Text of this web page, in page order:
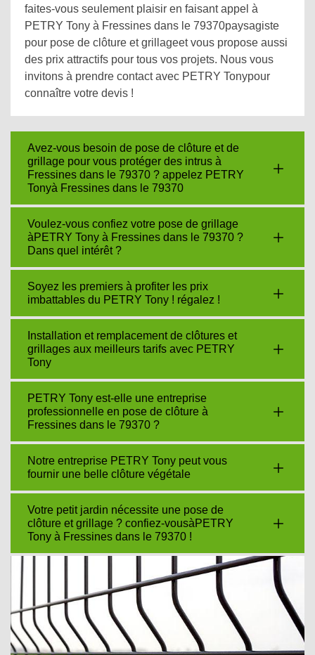
faites-vous seulement plaisir en faisant appel à
PETRY Tony à Fressines dans le 79370paysagiste
pour pose de clôture et grillageet vous propose aussi
des prix attractifs pour tous vos projets. Nous vous
invitons à prendre contact avec PETRY Tonypour
connaître votre devis !
Avez-vous besoin de pose de clôture et de
grillage pour vous protéger des intrus à
Fressines dans le 79370 ? appelez PETRY
Tonyà Fressines dans le 79370
Voulez-vous confiez votre pose de grillage
àPETRY Tony à Fressines dans le 79370 ?
Dans quel intérêt ?
Soyez les premiers à profiter les prix
imbattables du PETRY Tony ! régalez !
Installation et remplacement de clôtures et
grillages aux meilleurs tarifs avec PETRY
Tony
PETRY Tony est-elle une entreprise
professionnelle en pose de clôture à
Fressines dans le 79370 ?
Notre entreprise PETRY Tony peut vous
fournir une belle clôture végétale
Votre petit jardin nécessite une pose de
clôture et grillage ? confiez-vousàPETRY
Tony à Fressines dans le 79370 !